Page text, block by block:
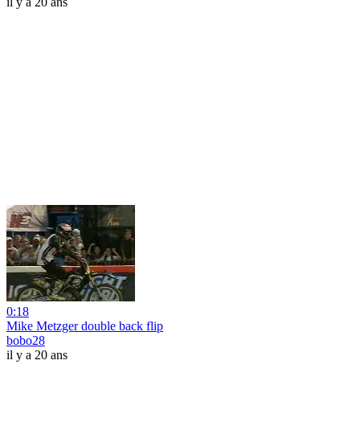
0:18
Mike Metzger double back flip
bobo28
il y a 20 ans